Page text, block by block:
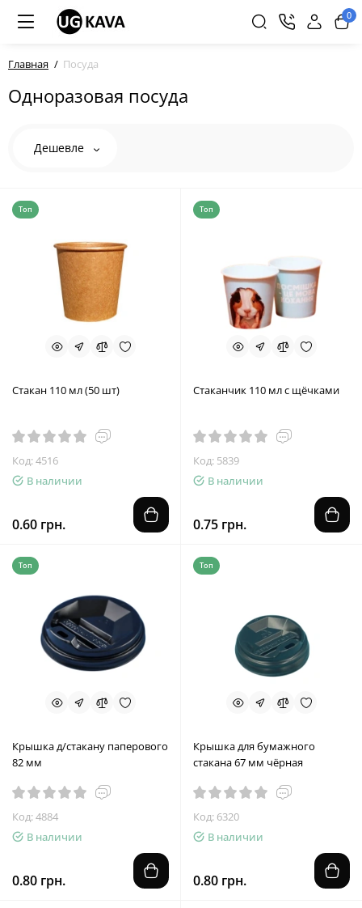
0
Главная Посуда
Одноразовая посуда
Дешевле
Топ
Стакан 110 мл (50 шт)
Код: 4516
В наличии
0.60 грн.
Топ
Стаканчик 110 мл с щёчками
Код: 5839
В наличии
0.75 грн.
Топ
Крышка д/стакану паперового
82 мм
Код: 4884
В наличии
0.80 грн.
Топ
Крышка для бумажного
стакана 67 мм чёрная
Код: 6320
В наличии
0.80 грн.